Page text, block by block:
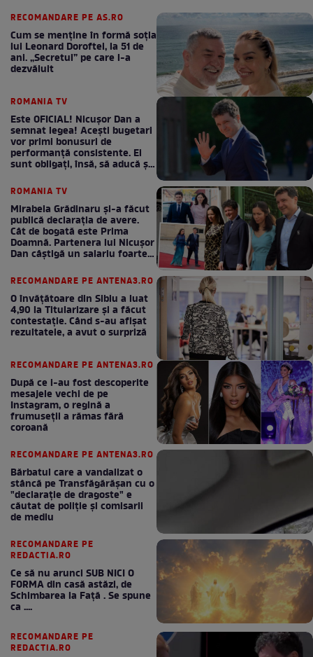
RECOMANDARE PE AS.RO
Cum se menţine în formă soţia
lui Leonard Doroftei, la 51 de
ani. „Secretul” pe care l-a
dezvăluit
ROMANIA TV
Este OFICIAL! Nicușor Dan a
semnat legea! Acești bugetari
vor primi bonusuri de
performanță consistente. Ei
sunt obligați, însă, să aducă și
ROMANIA TV
Mirabela Grădinaru și-a făcut
publică declarația de avere.
Cât de bogată este Prima
Doamnă. Partenera lui Nicușor
Dan câștigă un salariu foarte
RECOMANDARE PE ANTENA3.RO
O învățătoare din Sibiu a luat
4,90 la Titularizare și a făcut
contestație. Când s-au afișat
rezultatele, a avut o surpriză
RECOMANDARE PE ANTENA3.RO
După ce i-au fost descoperite
mesajele vechi de pe
Instagram, o regină a
frumuseții a rămas fără
coroană
RECOMANDARE PE ANTENA3.RO
Bărbatul care a vandalizat o
stâncă pe Transfăgărășan cu o
"declaraţie de dragoste" e
căutat de poliție și comisarii
de mediu
RECOMANDARE PE
REDACTIA.RO
Ce să nu arunci SUB NICI O
FORMA din casă astăzi, de
Schimbarea la Față . Se spune
ca ....
RECOMANDARE PE
REDACTIA.RO